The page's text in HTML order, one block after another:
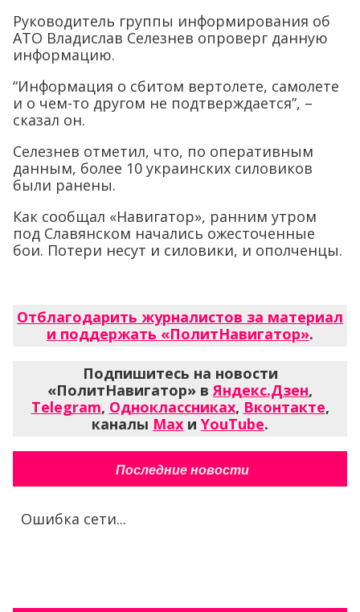
Руководитель группы информирования об
АТО Владислав Селезнев опроверг данную
информацию.
“Информация о сбитом вертолете, самолете
и о чем-то другом не подтверждается”, –
сказал он.
Селезнев отметил, что, по оперативным
данным, более 10 украинских силовиков
были ранены.
Как сообщал «Навигатор», ранним утром
под Славянском начались ожесточенные
бои. Потери несут и силовики, и ополченцы.
Отблагодарить журналистов за материал
и поддержать «ПолитНавигатор».
Подпишитесь на новости
«ПолитНавигатор» вЯндекс.Дзен,
Telegram, Одноклассниках, Вконтакте,
каналы Max и YouTube.
Последние новости
Ошибка сети...